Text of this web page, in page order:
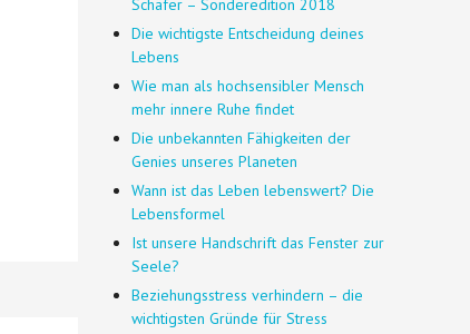
Schäfer – Sonderedition 2018
Die wichtigste Entscheidung deines
Lebens
Wie man als hochsensibler Mensch
mehr innere Ruhe findet
Die unbekannten Fähigkeiten der
Genies unseres Planeten
Wann ist das Leben lebenswert? Die
Lebensformel
Ist unsere Handschrift das Fenster zur
Seele?
Beziehungsstress verhindern – die
wichtigsten Gründe für Stress